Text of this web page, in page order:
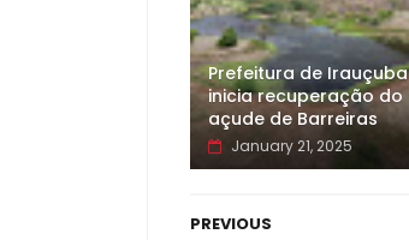
Prefeitura de Irauçuba
inicia recuperação do
açude de Barreiras
January 21, 2025
PREVIOUS